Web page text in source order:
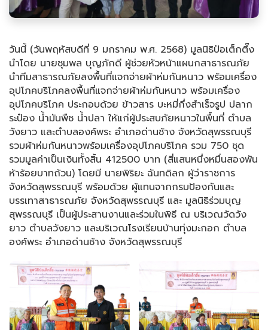
วันนี้ (วันพฤหัสบดีที่ 9 มกราคม พ.ศ. 2568) มูลนิธิป่อเต็กตึ๊ง
นำโดย นายชุมพล บุญภักดี ผู้ช่วยหัวหน้าแผนกสาธารณภัย
นำทีมสาธารณภัยลงพื้นที่แจกจ่ายผ้าห่มกันหนาว พร้อมเครื่อง
อุปโภคบริโภคลงพื้นที่แจกจ่ายผ้าห่มกันหนาว พร้อมเครื่อง
อุปโภคบริโภค ประกอบด้วย ข้าวสาร บะหมี่กึ่งสำเร็จรูป ปลาก
ระป๋อง น้ำมันพืช น้ำปลา ให้แก่ผู้ประสบภัยหนาวในพื้นที่ ตำบล
วังยาว และตำบลองค์พระ อำเภอด่านช้าง จังหวัดสุพรรณบุรี
รวมผ้าห่มกันหนาวพร้อมเครื่องอุปโภคบริโภค รวม 750 ชุด
รวมมูลค่าเป็นเงินทั้งสิ้น 412500 บาท (สี่แสนหนึ่งหมื่นสองพัน
ห้าร้อยบาทถ้วน) โดยมี นายพิริยะ ฉันทดิลก ผู้ว่าราชการ
จังหวัดสุพรรณบุรี พร้อมด้วย ผู้แทนจากกรมป้องกันและ
บรรเทาสาธารณภัย จังหวัดสุพรรณบุรี และ มูลนิธิร่วมบุญ
สุพรรณบุรี เป็นผู้ประสานงานและร่วมในพิธี ณ บริเวณวัดวัง
ยาว ตำบลวังยาว และบริเวณโรงเรียนบ้านทุ่งมะกอก ตำบล
องค์พระ อำเภอด่านช้าง จังหวัดสุพรรณบุรี